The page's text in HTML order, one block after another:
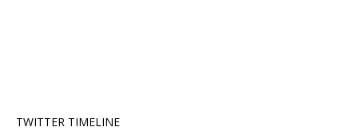
TWITTER TIMELINE